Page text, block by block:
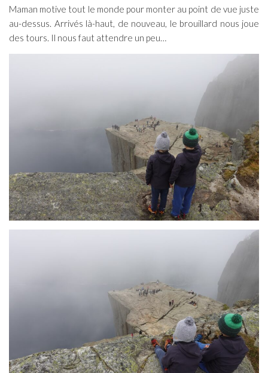
Maman motive tout le monde pour monter au point de vue juste
au-dessus. Arrivés là-haut, de nouveau, le brouillard nous joue
des tours. Il nous faut attendre un peu…